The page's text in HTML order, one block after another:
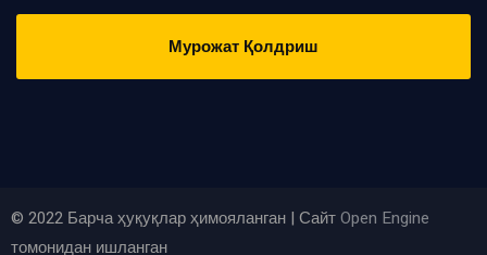
Мурожат Қолдриш
© 2022 Барча ҳуқуқлар ҳимояланган | СайтOpen Engine
томонидан ишланган